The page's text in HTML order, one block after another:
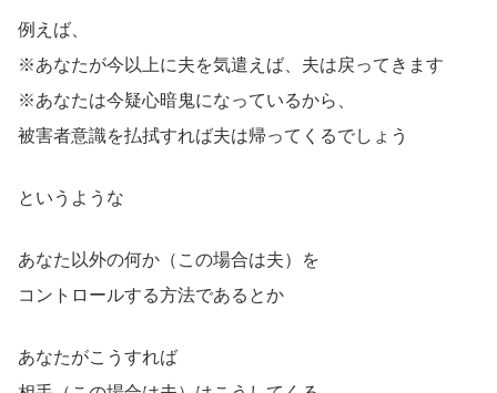
例えば、
※あなたが今以上に夫を気遣えば、夫は戻ってきます
※あなたは今疑心暗鬼になっているから、
被害者意識を払拭すれば夫は帰ってくるでしょう
というような
あなた以外の何か（この場合は夫）を
コントロールする方法であるとか
あなたがこうすれば